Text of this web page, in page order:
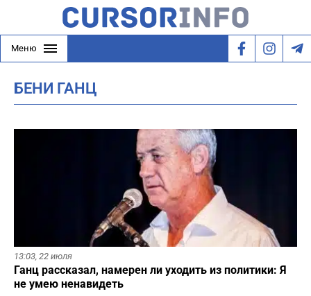
Меню
БЕНИ ГАНЦ
13:03, 22 июля
Ганц рассказал, намерен ли уходить из политики: Я
не умею ненавидеть